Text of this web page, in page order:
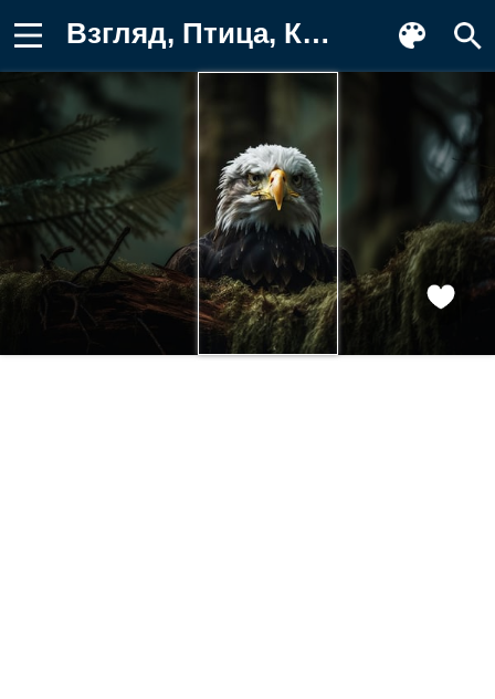
Взгляд, Птица, Клюв, Спереди, Голова Картинка на телефон